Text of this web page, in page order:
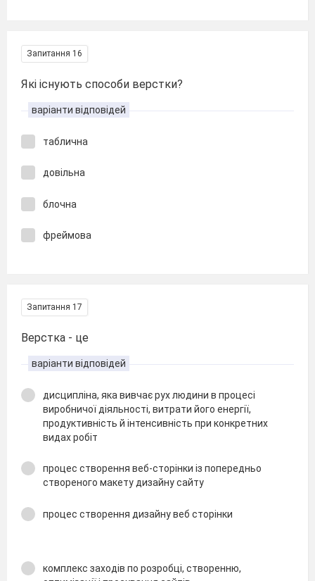
Запитання 16
Які існують способи верстки?
варіанти відповідей
таблична
довільна
блочна
фреймова
Запитання 17
Верстка - це
варіанти відповідей
дисципліна, яка вивчає рух людини в процесі
виробничої діяльності, витрати його енергії,
продуктивність й інтенсивність при конкретних
видах робіт
процес створення веб-сторінки із попередньо
створеного макету дизайну сайту
процес створення дизайну веб сторінки
комплекс заходів по розробці, створенню,